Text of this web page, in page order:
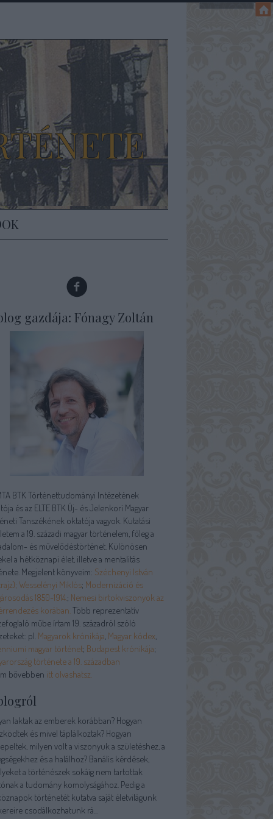
gazdája: Fónagy Zoltán
BTK Történettudományi Intézetének
és az ELTE BTK Új- és Jelenkori Magyar
Tanszékének oktatója vagyok. Kutatási
a 19. századi magyar történelem, főleg a
és művelődéstörténet. Különösen
a hétköznapi élet, illetve a mentalitás
Megjelent könyveim: Széchenyi István
Wesselényi Miklós; Modernizáció és
1850-1914.; Nemesi birtokviszonyok az
korában.Több reprezentatív
műbe írtam 19. századról szóló
pl. Magyarok krónikája, Magyar kódex,
magyar történet; Budapest krónikája;
története a 19. században
bővebben itt olvashatsz.
laktak az emberek korábban? Hogyan
és mivel táplálkoztak? Hogyan
milyen volt a viszonyuk a születéshez, a
és a halálhoz? Banális kérdések,
a történészek sokáig nem tartottak
a tudomány komolyságához. Pedig a
történetét kutatva saját életvilágunk
csodálkozhatunk rá...